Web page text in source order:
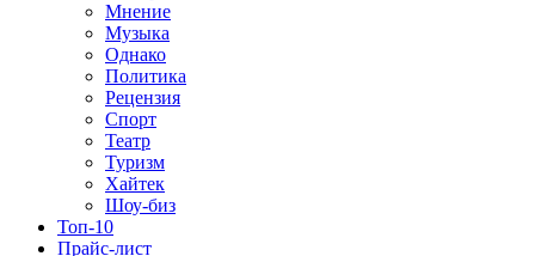
Мнение
Музыка
Однако
Политика
Рецензия
Спорт
Театр
Туризм
Хайтек
Шоу-биз
Топ-10
Прайс-лист